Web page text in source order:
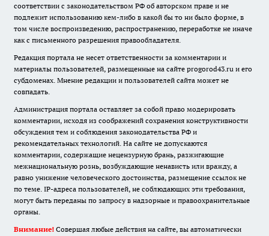
соответствии с законодательством РФ об авторском праве и не
подлежит использованию кем-либо в какой бы то ни было форме, в
том числе воспроизведению, распространению, переработке не иначе
как с письменного разрешения правообладателя.
Редакция портала не несет ответственности за комментарии и
материалы пользователей, размещенные на сайте progorod43.ru и его
субдоменах. Мнение редакции и пользователей сайта может не
совпадать.
Администрация портала оставляет за собой право модерировать
комментарии, исходя из соображений сохранения конструктивности
обсуждения тем и соблюдения законодательства РФ и
рекомендательных технологий. На сайте не допускаются
комментарии, содержащие нецензурную брань, разжигающие
межнациональную рознь, возбуждающие ненависть или вражду, а
равно унижение человеческого достоинства, размещение ссылок не
по теме. IP-адреса пользователей, не соблюдающих эти требования,
могут быть переданы по запросу в надзорные и правоохранительные
органы.
Внимание! Совершая любые действия на сайте, вы автоматически